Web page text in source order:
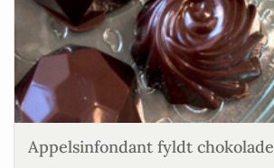
Appelsinfondant fyldt chokolade